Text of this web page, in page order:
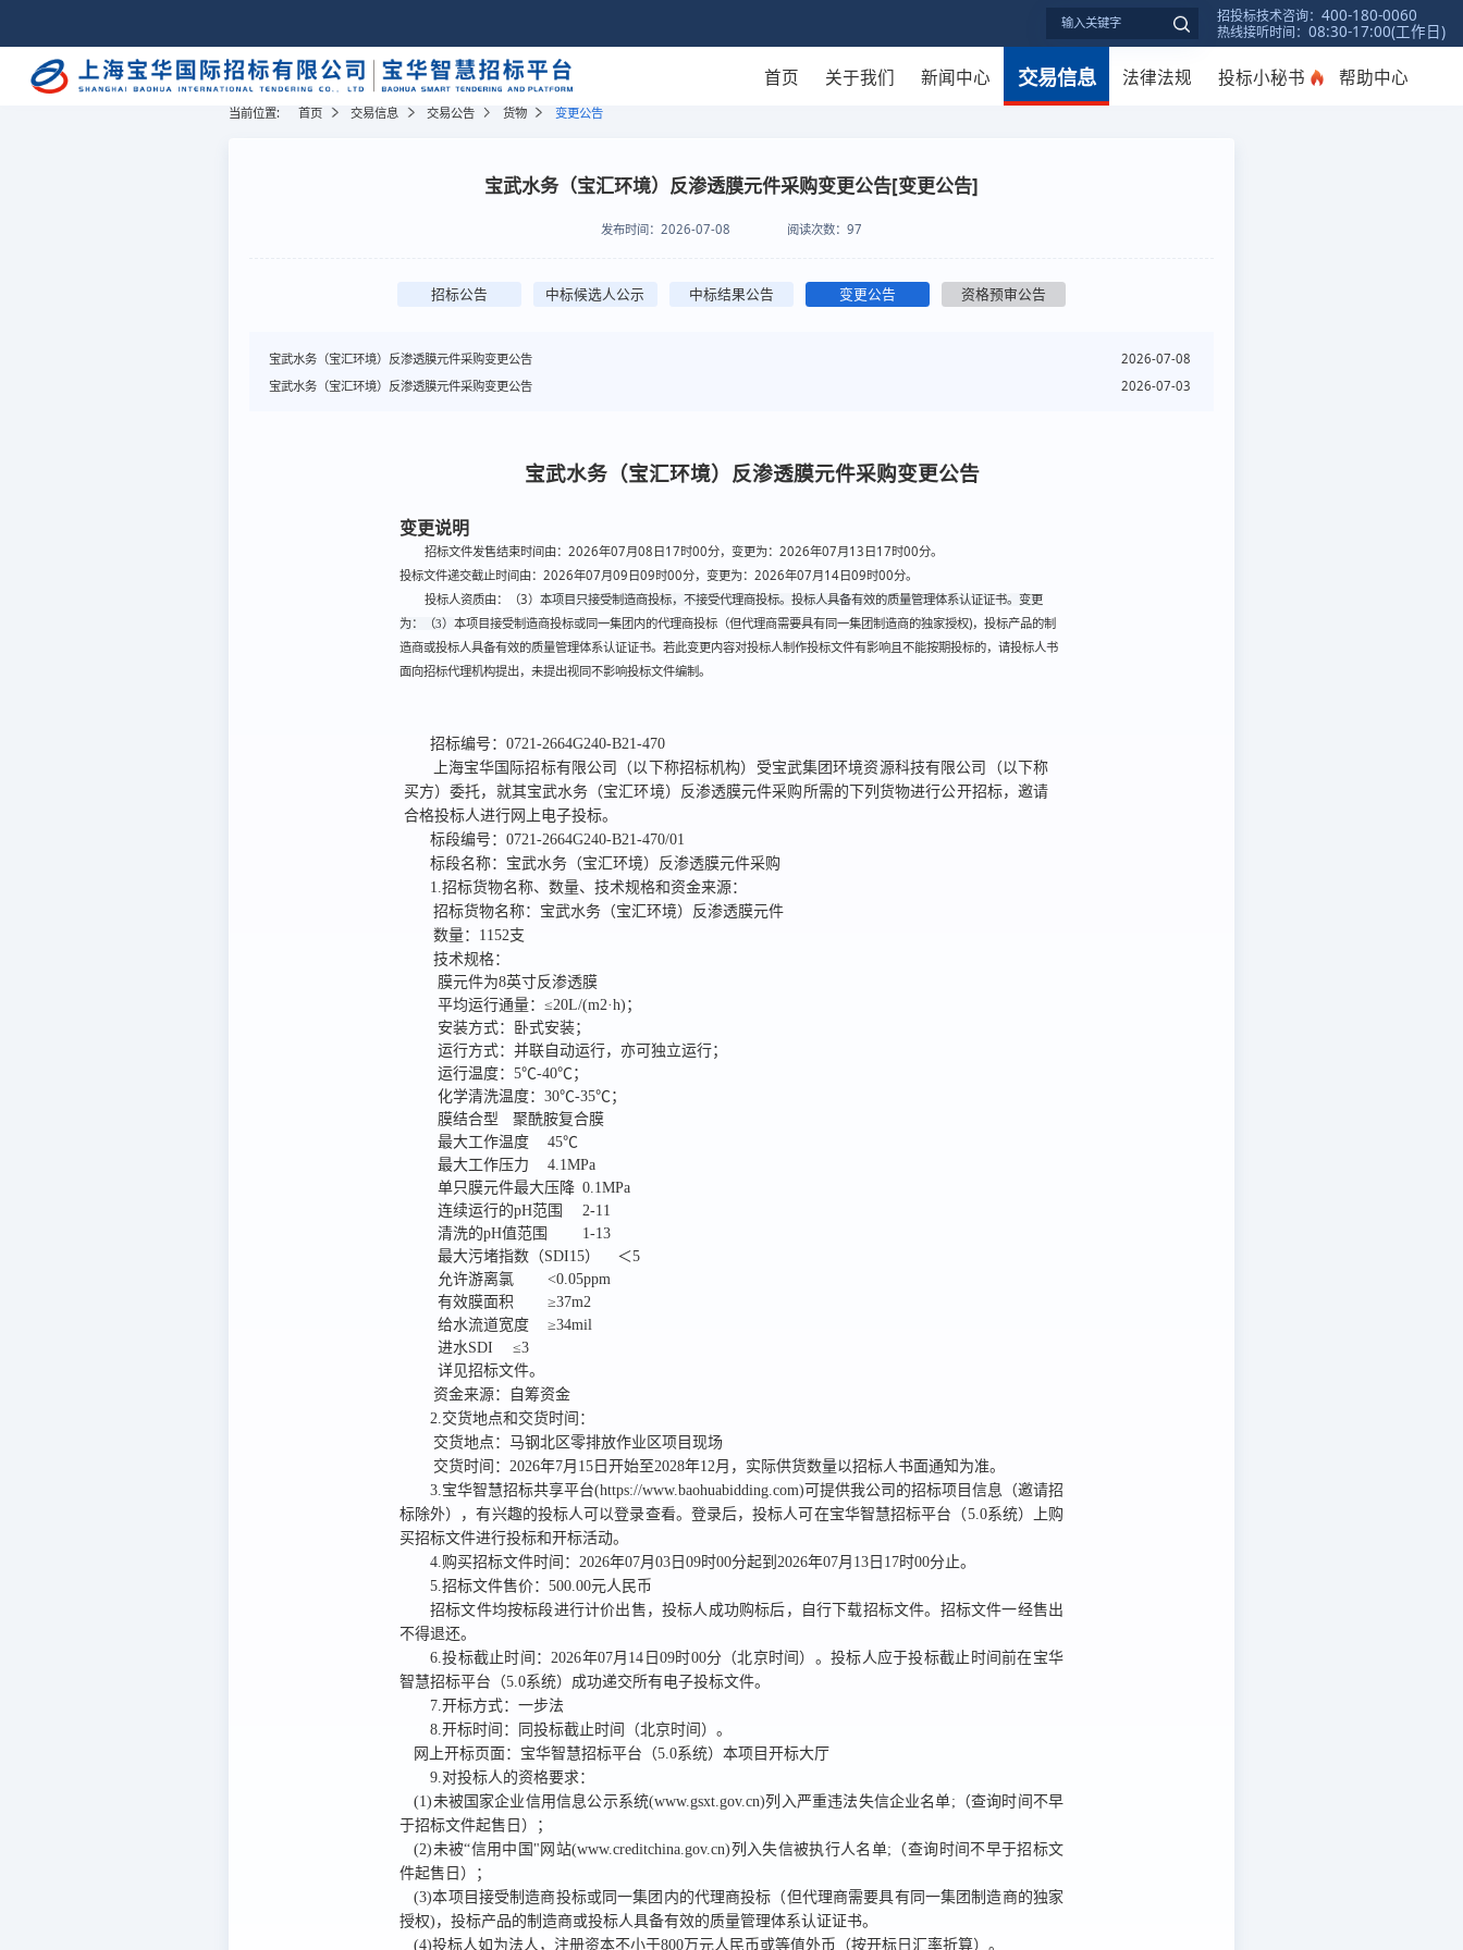
招投标技术咨询：400-180-0060
热线接听时间：08:30-17:00(工作日)
首页 关于我们 新闻中心 交易信息 法律法规 投标小秘书 帮助中心
当前位置: 首页 交易信息 交易公告 货物 变更公告
宝武水务（宝汇环境）反渗透膜元件采购变更公告[变更公告]
发布时间： 2026-07-08 阅读次数： 97
招标公告 中标候选人公示 中标结果公告 变更公告 资格预审公告
2026-07-08
宝武水务（宝汇环境）反渗透膜元件采购变更公告
2026-07-03
宝武水务（宝汇环境）反渗透膜元件采购变更公告
宝武水务（宝汇环境）反渗透膜元件采购变更公告
变更说明
招标文件发售结束时间由：2026年07月08日17时00分，变更为：2026年07月13日17时00分。
投标文件递交截止时间由：2026年07月09日09时00分，变更为：2026年07月14日09时00分。
投标人资质由：（3） 本项目只接受制造商投标，不接受代理商投标。投标人具备有效的质量管理体系认证证书。变更
为：（3） 本项目接受制造商投标或同一集团内的代理商投标（但代理商需要具有同一集团制造商的独家授权)，投标产品的制
造商或投标人具备有效的质量管理体系认证证书。若此变更内容对投标人制作投标文件有影响且不能按期投标的，请投标人书
面向招标代理机构提出，未提出视同不影响投标文件编制。
招标编号： 0721-2664G240-B21-470
上海宝华国际招标有限公司
（以下称招标机构）受宝武集团环境资源科技有限公司
（以下称
买方）委托，就其宝武水务（宝汇环境）反渗透膜元件采购 所需的下列货物进行公开招标， 邀请
合格投标人进行网上电子投标。
标段编号： 0721-2664G240-B21-470/01
标段名称： 宝武水务（宝汇环境）反渗透膜元件采购
1.招标货物名称、数量、技术规格和资金来源：
招标货物名称： 宝武水务（宝汇环境）反渗透膜元件
数量： 1152支
技术规格：
膜元件为8英寸反渗透膜
平均运行通量：≤20L/(m2·h)；
安装方式：卧式安装；
运行方式：并联自动运行，亦可独立运行；
运行温度：5℃-40℃；
化学清洗温度：30℃-35℃；
膜结合型	聚酰胺复合膜
最大工作温度	45℃
最大工作压力	4.1MPa
单只膜元件最大压降	0.1MPa
连续运行的pH范围	2-11
清洗的pH值范围	1-13
最大污堵指数（SDI15）	＜5
允许游离氯	<0.05ppm
有效膜面积	≥37m2
给水流道宽度	≥34mil
进水SDI	≤3
详见招标文件。
资金来源：
自筹资金
2.交货地点和交货时间：
交货地点： 马钢北区零排放作业区项目现场
交货时间： 2026年7月15日开始至2028年12月，实际供货数量以招标人书面通知为准。
3.宝华智慧招标共享平台(https://www.baohuabidding.com)可提供我公司的招标项目信息（邀请招
标除外），有兴趣的投标人可以登录查看。 登录后，投标人可在宝华智慧招标平台（5.0系统）上购
买招标文件进行投标和开标活动。
4.购买招标文件时间： 2026年07月03日09时00分起到 2026年07月13日17时00分止。
5.招标文件售价： 500.00元人民币
招标文件均按标段进行计价出售 ， 投标人 成功购标后 ，自行下载招标文件。招标文件一经售出
不得退还。
6.投标截止时间： 2026年07月14日09时00分 （北京时间）。投标人应于投标截止时间前在宝华
智慧招标平台（5.0系统） 成功递交所有电子投标文件。
7.开标方式： 一步法
8.开标时间：
同投标截止时间
（北京时间）。
网上开标页面：宝华智慧招标平台（5.0系统）本项目开标大厅
9.对投标人的资格要求：
(1)未被国家企业信用信息公示系统(www.gsxt.gov.cn)列入严重违法失信企业名单;（查询时间不早
于招标文件起售日）；
(2)未被“信用中国"网站(www.creditchina.gov.cn)列入失信被执行人名单;（查询时间不早于招标文
件起售日）；
(3)本项目接受制造商投标或同一集团内的代理商投标（但代理商需要具有同一集团制造商的独家
授权)，投标产品的制造商或投标人具备有效的质量管理体系认证证书。
(4)投标人如为法人，注册资本不小于800万元人民币或等值外币（按开标日汇率折算）。